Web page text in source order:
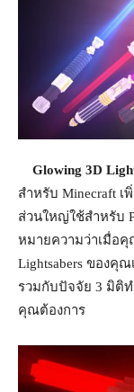
Glowing 3D
สำหรับ Minecraft
ส่วนใหญ่ใช้สำหรับ
หมายความว่าเมื่อ
Lightsabers ของคุ
รวมกับปัจจัย 3 มิติ
คุณต้องการ